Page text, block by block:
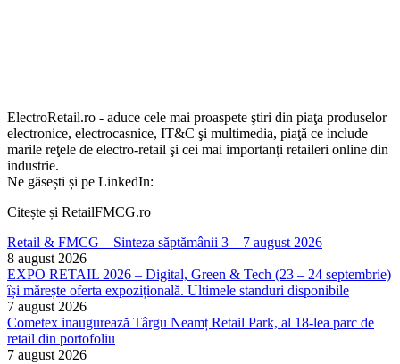
ElectroRetail.ro - aduce cele mai proaspete ştiri din piaţa produselor
electronice, electrocasnice, IT&C şi multimedia, piaţă ce include
marile reţele de electro-retail şi cei mai importanţi retaileri online din
industrie.
Ne găsești și pe LinkedIn:
Citește și RetailFMCG.ro
Retail & FMCG – Sinteza săptămânii 3 – 7 august 2026
8 august 2026
EXPO RETAIL 2026 – Digital, Green & Tech (23 – 24 septembrie)
își mărește oferta expozițională. Ultimele standuri disponibile
7 august 2026
Cometex inaugurează Târgu Neamț Retail Park, al 18-lea parc de
retail din portofoliu
7 august 2026